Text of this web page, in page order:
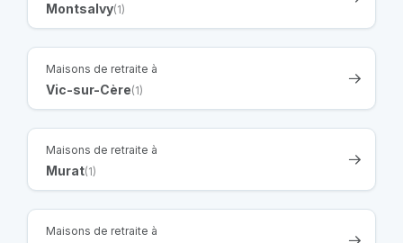
Montsalvy(1)
Maisons de retraite à
Vic-sur-Cère(1)
Maisons de retraite à
Murat(1)
Maisons de retraite à